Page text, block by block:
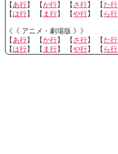
【あ行】 【か行】 【さ行】 【た行
【は行】 【 ま行】 【や行】 【 ら行
《《 アニメ・劇場版 》》
【あ行】 【か行】 【さ行】 【た行
【は行】 【 ま行】 【や行】 【 ら行